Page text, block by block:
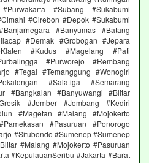
#Subang #Sukabumi
#Cirebon #Depok #Sukabumi
#Banyumas #Batang
#Demak #Grobogan #Jepara
#Kudus #Magelang #Pati
#Purworejo #Rembang
#Tegal #Temanggung #Wonogiri
#Salatiga #Semarang
#Bangkalan #Banyuwangi #Blitar
#Jember #Jombang #Kediri
#Magetan #Malang #Mojokerto
#Pasuruan #Ponorogo
#Situbondo #Sumenep #Sumenep
#Malang #Mojokerto #Pasuruan
#KepulauanSeribu #Jakarta #Barat